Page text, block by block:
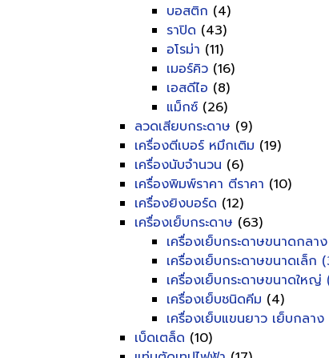
บอสติก (4)
ราปิด (43)
อโรม่า (11)
เมอร์คิว (16)
เอสดีไอ (8)
แม็กซ์ (26)
ลวดเสียบกระดาษ (9)
เครื่องตีเบอร์ หมึกเติม (19)
เครื่องนับจำนวน (6)
เครื่องพิมพ์ราคา ตีราคา (10)
เครื่องยิงบอร์ด (12)
เครื่องเย็บกระดาษ (63)
เครื่องเย็บกระดาษขนาดกลา
เครื่องเย็บกระดาษขนาดเล็ก
เครื่องเย็บกระดาษขนาดให
เครื่องเย็บชนิดคีม (4)
เครื่องเย็บแขนยาว เย็บกลาง
เบ็ดเตล็ด (10)